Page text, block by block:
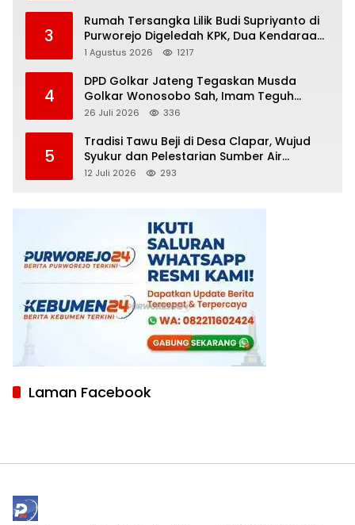
3
Rumah Tersangka Lilik Budi Supriyanto di
Purworejo Digeledah KPK, Dua Kendaraan
Diamankan
1 Agustus 2026 1217
4
DPD Golkar Jateng Tegaskan Musda
Golkar Wonosobo Sah, Imam Teguh
Purnomo Terpilih Secara Aklamasi
26 Juli 2026 336
5
Tradisi Tawu Beji di Desa Clapar, Wujud
Syukur dan Pelestarian Sumber Air
Kehidupan yang Tak Pernah Kering
12 Juli 2026 293
Laman Facebook